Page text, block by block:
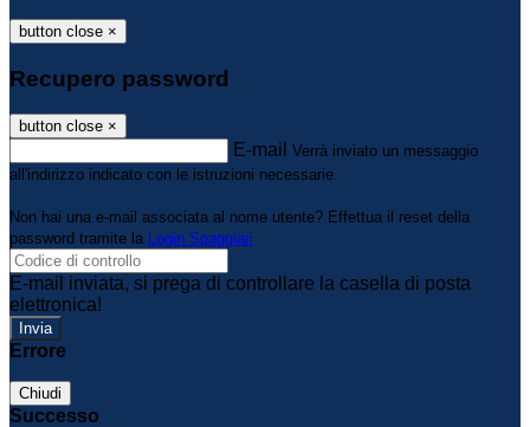
button close ×
Recupero password
button close ×
E-mail Verrà inviato un messaggio
all'indirizzo indicato con le istruzioni necessarie.
Non hai una e-mail associata al nome utente? Effettua il reset della
password tramite la Login Spaggiari
E-mail inviata, si prega di controllare la casella di posta
elettronica!
Errore
Chiudi
Successo